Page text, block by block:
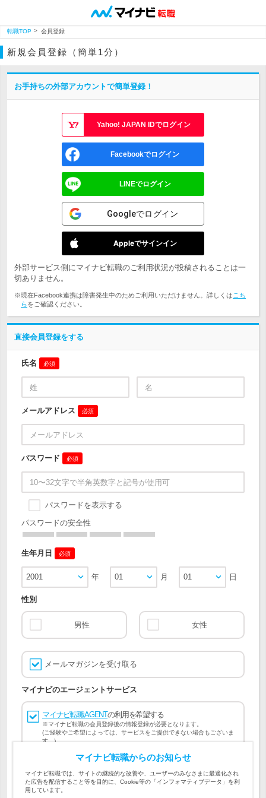
転職TOP 会員登録
新規会員登録（簡単1分）
お手持ちの外部アカウントで簡単登録！
Yahoo! JAPAN IDでログイン
Facebookでログイン
LINEでログイン
Googleでログイン
Appleでサインイン
外部サービス側にマイナビ転職のご利用状況が投稿されることは一
切ありません。
※現在Facebook連携は障害発生中のためご利用いただけません。詳しくは こち
らをご確認ください。
直接会員登録をする
氏名 必須
メールアドレス 必須
パスワード 必須
パスワードを表示する
パスワードの安全性
生年月日 必須
2001 年 01 月 01 日
性別
男性 女性
メールマガジンを受け取る
マイナビのエージェントサービス
マイナビ転職AGENTの利用を希望する
※マイナビ転職の会員登録後の情報登録が必要となります。
(ご経験やご希望によっては、サービスをご提供できない場合もございま
す。)
会員登録には マイナビ転職 会員規約
マイナビ転職AGENT
会員規約、マイナビ転職AGENT 個人情報の取り扱い および
個人情報の取り扱い
マイナビ転職からのお知らせ
マイナビ転職では、サイトの継続的な改善や、ユーザーのみなさまに最適化され
た広告を配信すること等を目的に、Cookie等の「インフォマティブデータ」を利
用しています。